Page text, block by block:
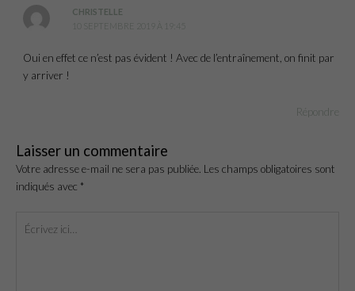
CHRISTELLE
10 SEPTEMBRE 2019 À 19:45
Oui en effet ce n’est pas évident ! Avec de l’entraînement, on finit par
y arriver !
Répondre
Laisser un commentaire
Votre adresse e-mail ne sera pas publiée. Les champs obligatoires sont
indiqués avec *
ici…